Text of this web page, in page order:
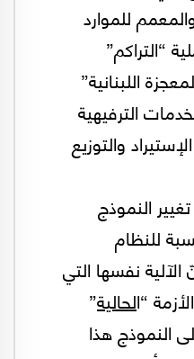
للموارد
“التراكم”
اللبنانية”
الترفيهية
والتوزيع
النموذج
للنظام
نفسها التي
“الحالية”
النموذج هذا